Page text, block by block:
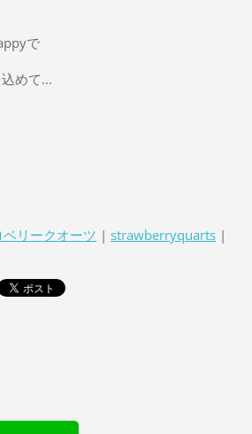
で
めて...
ベリークオーツ | strawberryquarts |